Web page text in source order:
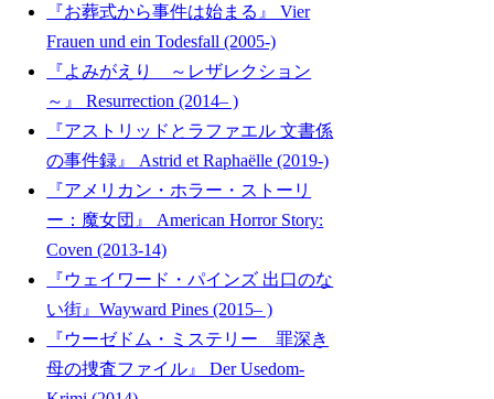
『お葬式から事件は始まる』 Vier
Frauen und ein Todesfall (2005-)
『よみがえり ～レザレクション
～』 Resurrection (2014– )
『アストリッドとラファエル 文書係
の事件録』 Astrid et Raphaëlle (2019-)
『アメリカン・ホラー・ストーリ
ー：魔女団』 American Horror Story:
Coven (2013-14)
『ウェイワード・パインズ 出口のな
い街』Wayward Pines (2015– )
『ウーゼドム・ミステリー 罪深き
母の捜査ファイル』 Der Usedom-